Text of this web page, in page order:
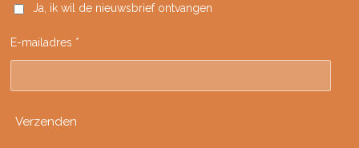
o
k
g
a
m
k
b
Ja, ik wil de nieuwsbrief ontvangen
E-mailadres *
Verzenden